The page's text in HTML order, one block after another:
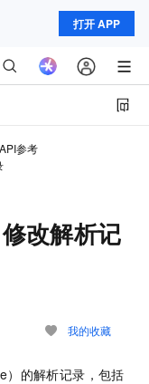
打开 APP
参考
改解析记
我的收藏
）的解析记录，包括